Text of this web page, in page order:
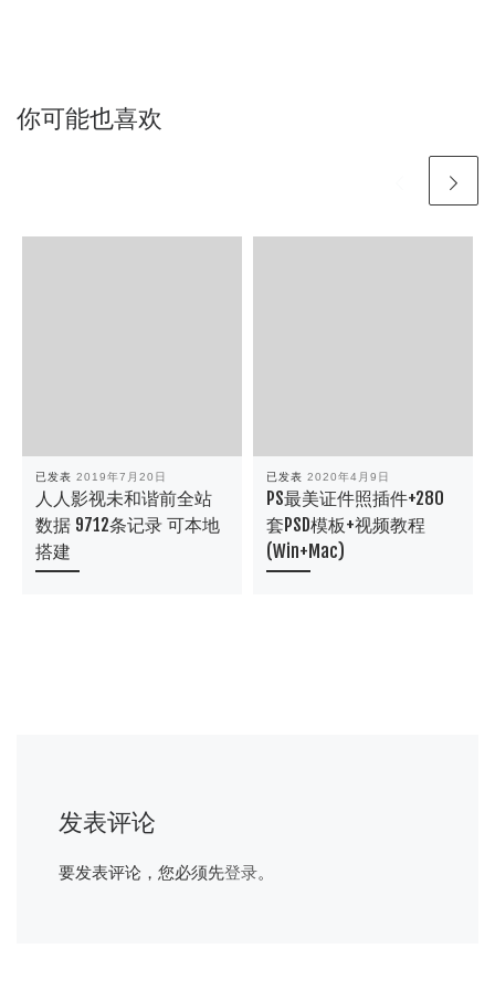
你可能也喜欢
已发表 2019年7月20日
人人影视未和谐前全站
数据 9712条记录 可本地
搭建
已发表 2020年4月9日
PS最美证件照插件+280
套PSD模板+视频教程
(Win+Mac)
发表评论
要发表评论，您必须先登录。